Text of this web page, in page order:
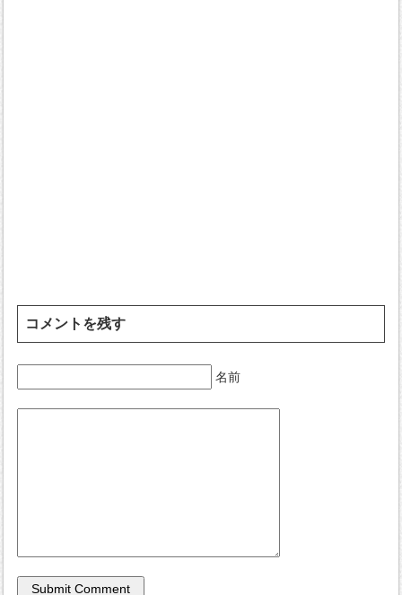
コメントを残す
名前